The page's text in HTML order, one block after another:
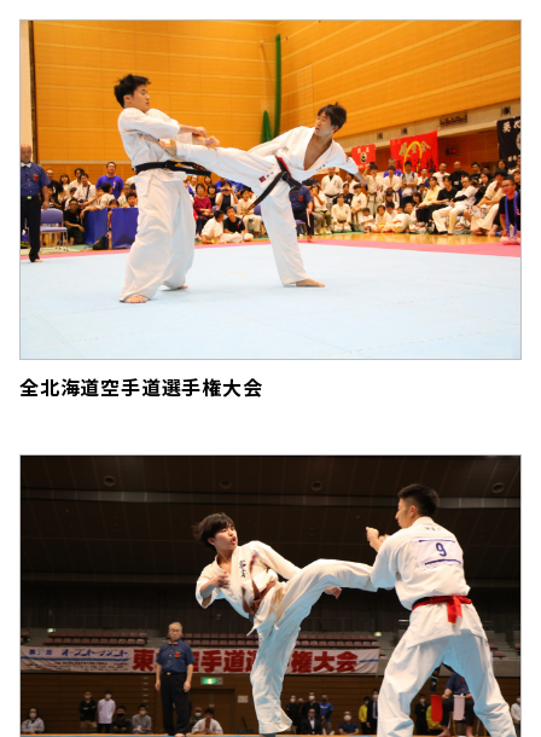
全北海道空手道選手権大会